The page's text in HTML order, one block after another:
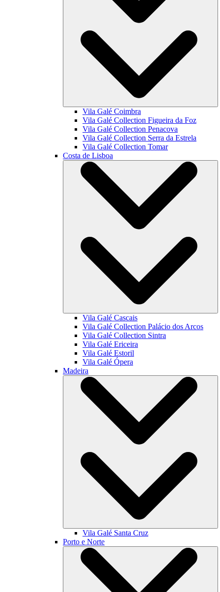
Vila Galé Coimbra
Vila Galé Collection Figueira da Foz
Vila Galé Collection Penacova
Vila Galé Collection Serra da Estrela
Vila Galé Collection Tomar
Costa de Lisboa
Vila Galé Cascais
Vila Galé Collection Palácio dos Arcos
Vila Galé Collection Sintra
Vila Galé Ericeira
Vila Galé Estoril
Vila Galé Ópera
Madeira
Vila Galé Santa Cruz
Porto e Norte